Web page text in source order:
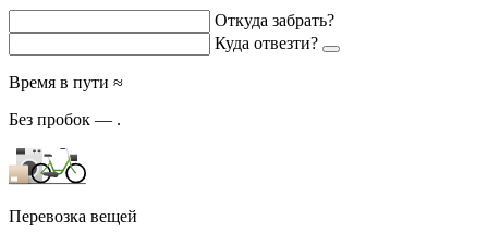
Откуда забрать?
Куда отвезти?
Время в пути ≈
Без пробок — .
Перевозка вещей